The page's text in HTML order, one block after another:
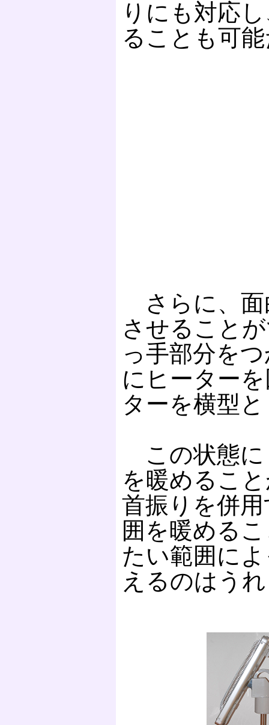
りにも対応
ることも可
さらに、面
させること
っ手部分を
にヒーター
ターを横型
この状態に
を暖めるこ
首振りを併
囲を暖める
たい範囲に
えるのはう